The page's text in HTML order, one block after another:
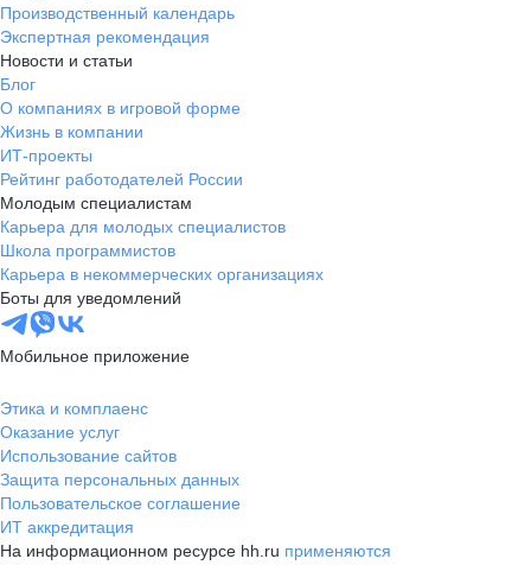
Производственный календарь
Экспертная рекомендация
Новости и статьи
Блог
О компаниях в игровой форме
Жизнь в компании
ИТ-проекты
Рейтинг работодателей России
Молодым специалистам
Карьера для молодых специалистов
Школа программистов
Карьера в некоммерческих организациях
Боты для уведомлений
Мобильное приложение
Этика и комплаенс
Оказание услуг
Использование сайтов
Защита персональных данных
Пользовательское соглашение
ИТ аккредитация
На информационном ресурсе hh.ru применяются